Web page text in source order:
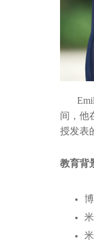
间，他
授发表
教育背